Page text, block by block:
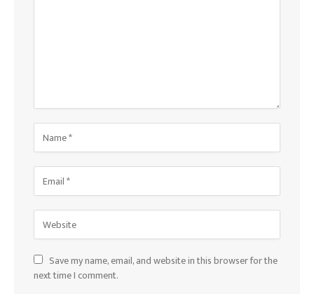
Save my name, email, and website in this browser for the
next time I comment.